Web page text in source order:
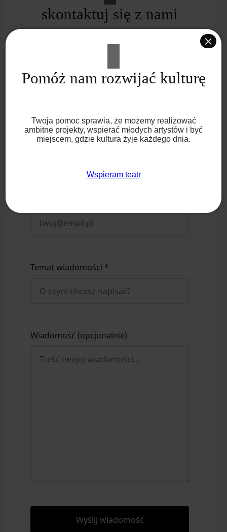
skontaktuj się z nami
sposobu kontaktu, odpowiadamy szybko i z
Imię i nazwisko *
Temat wiadomości *
Wiadomość (opcjonalnie)
Pomóż nam rozwijać kulturę
Twoja pomoc sprawia, że możemy realizować
ambitne projekty, wspierać młodych artystów i być
miejscem, gdzie kultura żyje każdego dnia.
Wspieram teatr
×